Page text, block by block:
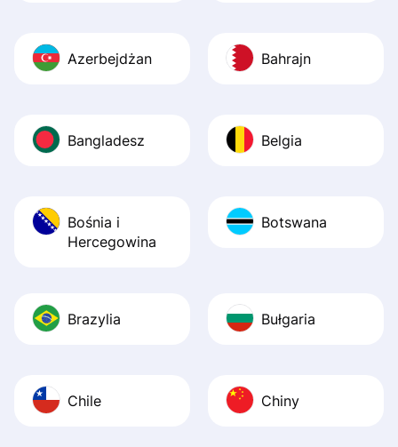
Azerbejdżan Bahrajn
Bangladesz Belgia
Bośnia i
Hercegowina
Botswana
Brazylia Bułgaria
Chile Chiny